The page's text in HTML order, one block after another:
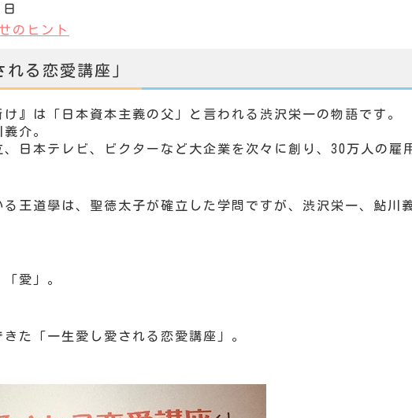
のヒント
れる恋愛講座」
』は「日本資本主義の父」と言われる渋沢栄一の物語です。
介。
日本テレビ、ビクターなど大企業を次々に創り、30万人の雇
る王道學は、聖徳太子が確立した学問ですが、渋沢栄一、鮎川
愛」。
た「一生愛し愛される恋愛講座」。